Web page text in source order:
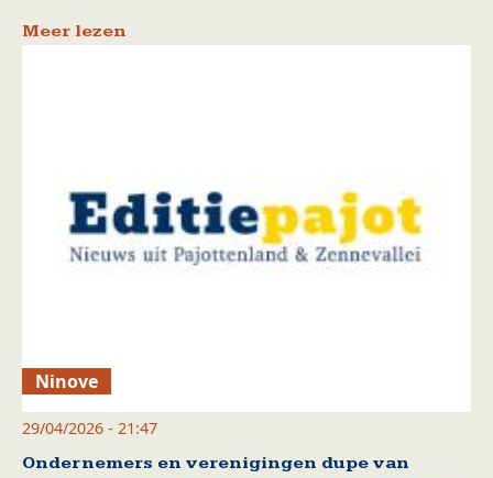
Meer lezen
Ninove
29/04/2026 - 21:47
Ondernemers en verenigingen dupe van